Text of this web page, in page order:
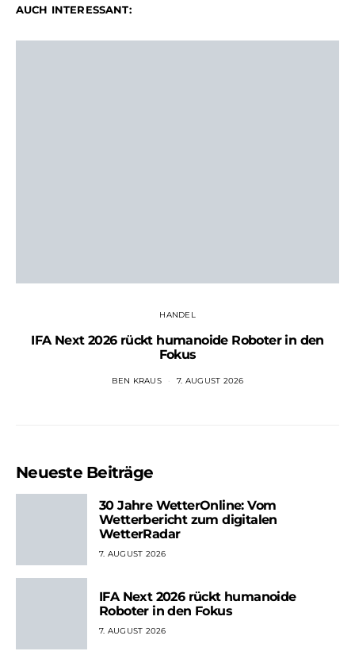
AUCH INTERESSANT:
HANDEL
IFA Next 2026 rückt humanoide Roboter in den
Fokus
BEN KRAUS 7. AUGUST 2026
Neueste Beiträge
30 Jahre WetterOnline: Vom
Wetterbericht zum digitalen
WetterRadar
7. AUGUST 2026
IFA Next 2026 rückt humanoide
Roboter in den Fokus
7. AUGUST 2026